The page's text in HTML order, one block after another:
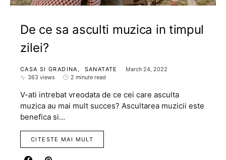
De ce sa asculti muzica in timpul
zilei?
CASA SI GRADINA SANATATE
March 24, 2022
363 views
2 minute read
V-ati intrebat vreodata de ce cei care asculta
muzica au mai mult succes? Ascultarea muzicii este
benefica si…
CITESTE MAI MULT